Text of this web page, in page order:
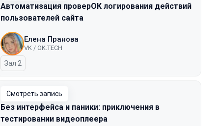
Автоматизация проверОК логирования действий
пользователей сайта
Елена Пранова
VK / OK.TECH
Зал 2
Смотреть запись
Без интерфейса и паники: приключения в
тестировании видеоплеера